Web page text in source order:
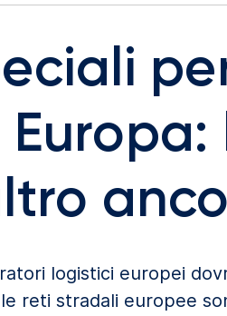
logistici europei
reti stradali europee